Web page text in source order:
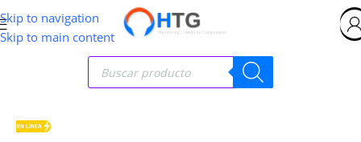
Skip to navigation
Skip to main content